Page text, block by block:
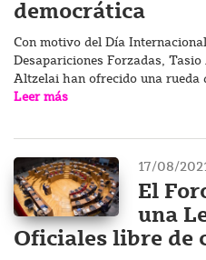
democrática
Con motivo del Día
Desapariciones Forzadas,
Altzelai han ofrecido una rueda
Leer más
17/08/
El
una
Oficiales libre de